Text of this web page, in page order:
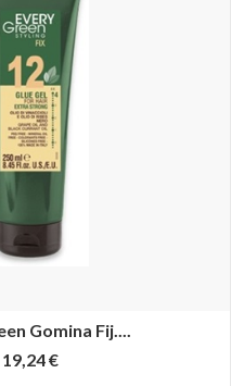
Gomina Fij....
19,24 €